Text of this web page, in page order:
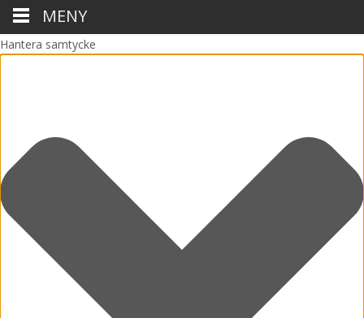
Hantera samtycke
MENY